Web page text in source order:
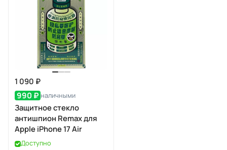
1 090 ₽
990 ₽ наличными
Защитное стекло
антишпион Remax для
Apple iPhone 17 Air
Доступно